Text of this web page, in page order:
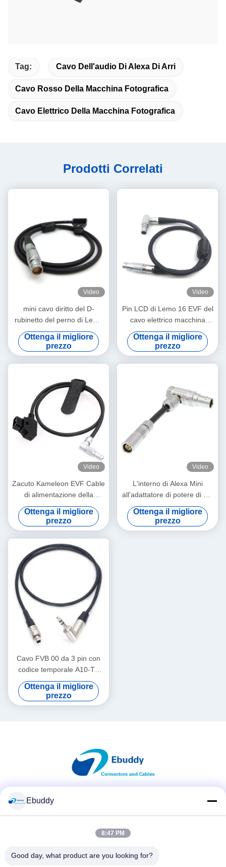
Tag: Cavo Dell'audio Di Alexa Di Arri
Cavo Rosso Della Macchina Fotografica
Cavo Elettrico Della Macchina Fotografica
Prodotti Correlati
Video
mini cavo diritto del D-
rubinetto del perno di Lemo
FGJ 2B 8 del cavo elettrico
di 1M Arri Alexa
Ottenga il migliore
prezzo
Video
Pin LCD di Lemo 16 EVF del
cavo elettrico macchina
fotografica del
drago/dell'epica al Pin 16
diritto per radrizzare il tipo
del contatto
Ottenga il migliore
prezzo
Video
Zacuto Kameleon EVF Cable
di alimentazione della
fotocamera Lemo girevole
angolo destro 4 pin maschio
per invertire D-Tap
Ottenga il migliore
prezzo
Video
L'interno di Alexa Mini
all'adattatore di potere di RS
cabla Lemo 3 Pin Female To
7 Pin Male
Ottenga il migliore
prezzo
Cavo FVB 00 da 3 pin con
codice temporale A10-TX
limitato audio da 3,5 mm
Ottenga il migliore
prezzo
Ebuddy
8:47 PM
Good day, what product are you looking for?